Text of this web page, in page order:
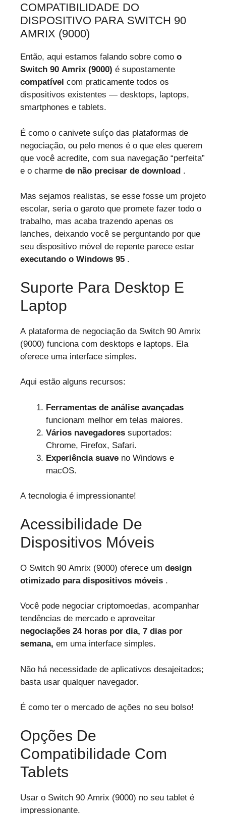
COMPATIBILIDADE DO
DISPOSITIVO PARA SWITCH 90
AMRIX (9000)
Então, aqui estamos falando sobre como o
Switch 90 Amrix (9000) é supostamente
compatível com praticamente todos os
dispositivos existentes — desktops, laptops,
smartphones e tablets.
É como o canivete suíço das plataformas de
negociação, ou pelo menos é o que eles querem
que você acredite, com sua navegação “perfeita”
e o charme de não precisar de download .
Mas sejamos realistas, se esse fosse um projeto
escolar, seria o garoto que promete fazer todo o
trabalho, mas acaba trazendo apenas os
lanches, deixando você se perguntando por que
seu dispositivo móvel de repente parece estar
executando o Windows 95 .
Suporte Para Desktop E
Laptop
A plataforma de negociação da Switch 90 Amrix
(9000) funciona com desktops e laptops. Ela
oferece uma interface simples.
Aqui estão alguns recursos:
Ferramentas de análise avançadas
funcionam melhor em telas maiores.
Vários navegadores suportados:
Chrome, Firefox, Safari.
Experiência suave no Windows e
macOS.
A tecnologia é impressionante!
Acessibilidade De
Dispositivos Móveis
O Switch 90 Amrix (9000) oferece um design
otimizado para dispositivos móveis .
Você pode negociar criptomoedas, acompanhar
tendências de mercado e aproveitar
negociações 24 horas por dia, 7 dias por
semana, em uma interface simples.
Não há necessidade de aplicativos desajeitados;
basta usar qualquer navegador.
É como ter o mercado de ações no seu bolso!
Opções De
Compatibilidade Com
Tablets
Usar o Switch 90 Amrix (9000) no seu tablet é
impressionante.